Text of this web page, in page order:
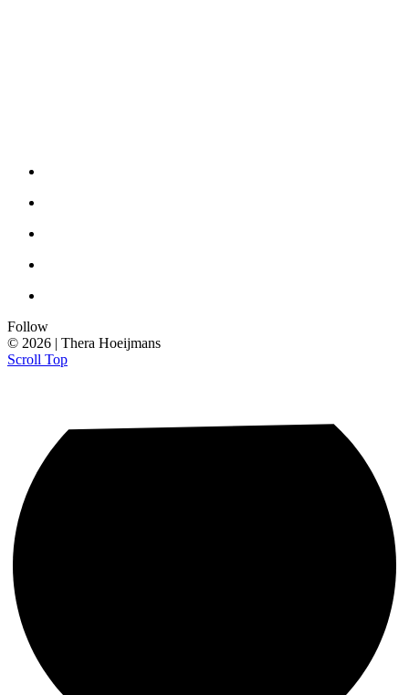
Follow
© 2026 | Thera Hoeijmans
Scroll Top